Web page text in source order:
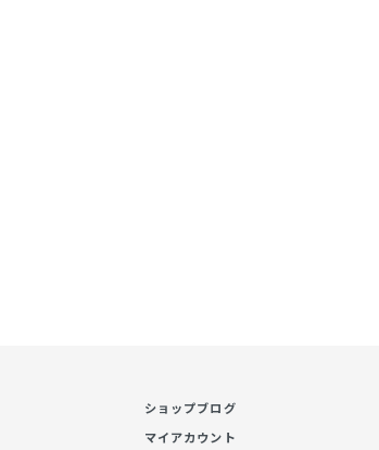
ショップブログ
マイアカウント